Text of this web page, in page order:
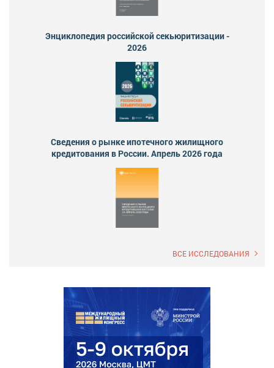
Энциклопедия российской секьюритизации -
2026
Сведения о рынке ипотечного жилищного
кредитования в России. Апрель 2026 года
ВСЕ ИССЛЕДОВАНИЯ